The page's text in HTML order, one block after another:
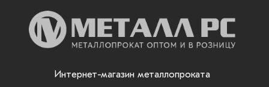
Интернет-магазин металлопроката